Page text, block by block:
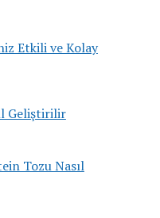
Etkili ve Kolay
Geliştirilir
Tozu Nasıl